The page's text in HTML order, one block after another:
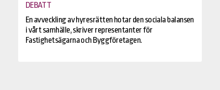
DEBATT
En avveckling av hyresrätten hotar den sociala balansen
i vårt samhälle, skriver representanter för
Fastighetsägarna och Byggföretagen.